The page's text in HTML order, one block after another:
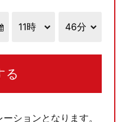
る
ションとなります。